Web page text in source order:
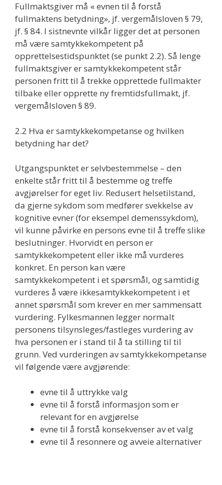
Fullmaktsgiver må « evnen til å forstå
fullmaktens betydning», jf. vergemålsloven § 79,
jf. § 84. I sistnevnte vilkår ligger det at personen
må være samtykkekompetent på
opprettelsestidspunktet (se punkt 2.2). Så lenge
fullmaktsgiver er samtykkekompetent står
personen fritt til å trekke opprettede fullmakter
tilbake eller opprette ny fremtidsfullmakt, jf.
vergemålsloven § 89.
2.2 Hva er samtykkekompetanse og hvilken
betydning har det?
Utgangspunktet er selvbestemmelse – den
enkelte står fritt til å bestemme og treffe
avgjørelser for eget liv. Redusert helsetilstand,
da gjerne sykdom som medfører svekkelse av
kognitive evner (for eksempel demenssykdom),
vil kunne påvirke en persons evne til å treffe slike
beslutninger. Hvorvidt en person er
samtykkekompetent eller ikke må vurderes
konkret. En person kan være
samtykkekompetent i et spørsmål, og samtidig
vurderes å være ikkesamtykkekompetent i et
annet spørsmål som krever en mer sammensatt
vurdering. Fylkesmannen legger normalt
personens tilsynsleges/fastleges vurdering av
hva personen er i stand til å ta stilling til til
grunn. Ved vurderingen av samtykkekompetanse
vil følgende være avgjørende:
evne til å uttrykke valg
evne til å forstå informasjon som er
relevant for en avgjørelse
evne til å forstå konsekvenser av et valg
evne til å resonnere og avveie alternativer